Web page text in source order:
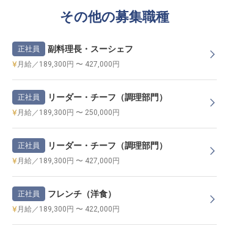
その他の募集職種
正社員 副料理長・スーシェフ
月給／189,300円 〜 427,000円
正社員 リーダー・チーフ（調理部門）
月給／189,300円 〜 250,000円
正社員 リーダー・チーフ（調理部門）
月給／189,300円 〜 427,000円
正社員 フレンチ（洋食）
月給／189,300円 〜 422,000円